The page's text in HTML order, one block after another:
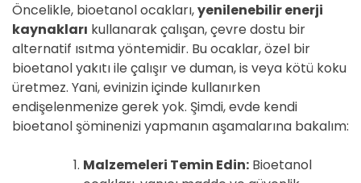
Öncelikle, bioetanol ocakları,yenilenebilir enerji
kaynakları kullanarak çalışan, çevre dostu bir
alternatif ısıtma yöntemidir. Bu ocaklar, özel bir
bioetanol yakıtı ile çalışır ve duman, is veya kötü koku
üretmez. Yani, evinizin içinde kullanırken
endişelenmenize gerek yok. Şimdi, evde kendi
bioetanol şöminenizi yapmanın aşamalarına bakalım:
Malzemeleri Temin Edin: Bioetanol